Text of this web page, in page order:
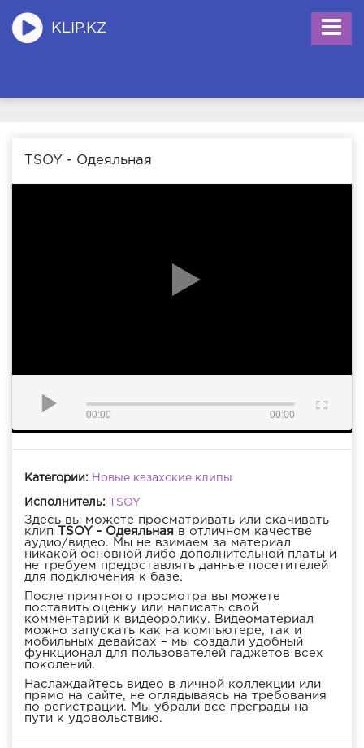
KLIP.KZ
TSOY - Одеяльная
00:00 00:00
Категории: Новые казахские клипы
Исполнитель: TSOY
Здесь вы можете просматривать или скачивать
клип
TSOY - Одеяльная в отличном качестве
аудио/видео. Мы не взимаем за материал
никакой основной либо дополнительной платы и
не требуем предоставлять данные посетителей
для подключения к базе.
После приятного просмотра вы можете
поставить оценку или написать свой
комментарий к видеоролику. Видеоматериал
можно запускать как на компьютере, так и
мобильных девайсах – мы создали удобный
функционал для пользователей гаджетов всех
поколений.
Наслаждайтесь видео в личной коллекции или
прямо на сайте, не оглядываясь на требования
по регистрации. Мы убрали все преграды на
пути к удовольствию.